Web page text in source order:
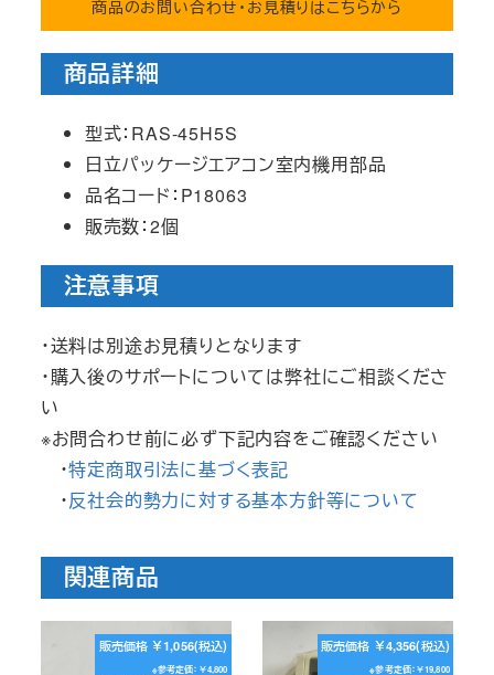
商品のお問い合わせ・お見積りはこちらから
商品詳細
型式：RAS-45H5S
日立パッケージエアコン室内機用部品
品名コード：P18063
販売数：2個
注意事項
・送料は別途お見積りとなります
・購入後のサポートについては弊社にご相談くださ
い
※お問合わせ前に必ず下記内容をご確認ください
・特定商取引法に基づく表記
・反社会的勢力に対する基本方針等について
関連商品
販売価格 ￥1,056(税込)
※参考定価：￥4,800
販売価格 ￥4,356(税込)
※参考定価：￥19,800